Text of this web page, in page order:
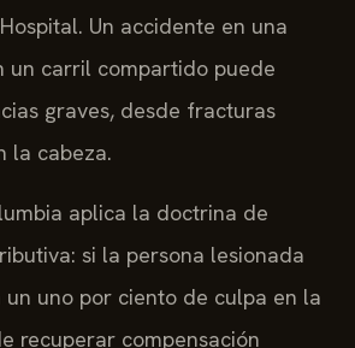
Un accidente en una
un carril compartido puede
graves, desde fracturas
la cabeza.
aplica la doctrina de
si la persona lesionada
uno por ciento de culpa en la
recuperar compensación